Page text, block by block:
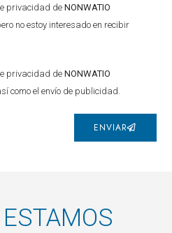
privacidad deNONWATIO
no estoy interesado en recibir
privacidad deNONWATIO
como el envío de publicidad.
ENVIAR